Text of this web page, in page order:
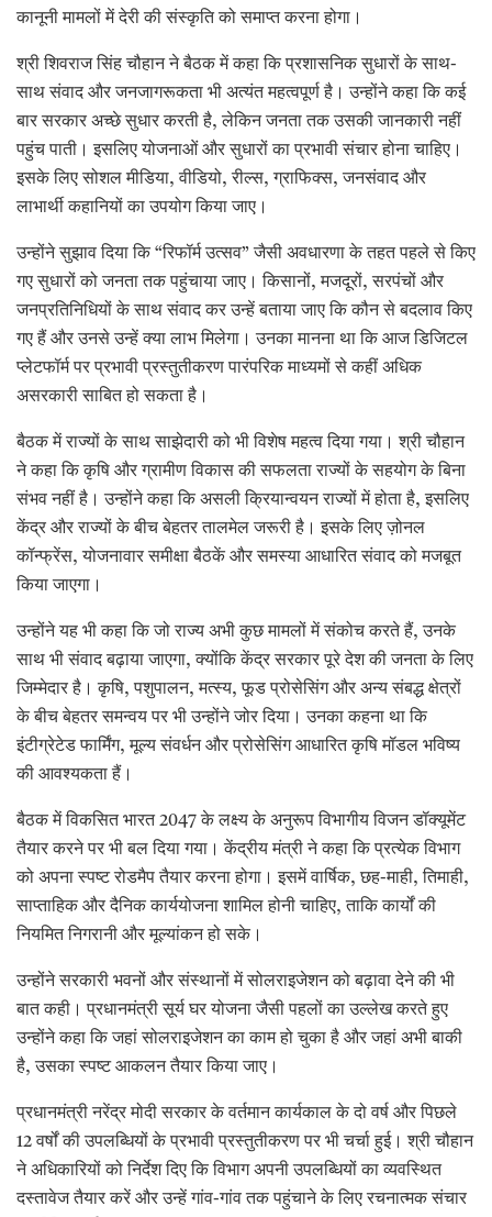
कानूनी मामलों में देरी की संस्कृति को समाप्त करना होगा।
श्री शिवराज सिंह चौहान ने बैठक में कहा कि प्रशासनिक सुधारों के साथ-
साथ संवाद और जनजागरूकता भी अत्यंत महत्वपूर्ण है। उन्होंने कहा कि कई
बार सरकार अच्छे सुधार करती है, लेकिन जनता तक उसकी जानकारी नहीं
पहुंच पाती। इसलिए योजनाओं और सुधारों का प्रभावी संचार होना चाहिए।
इसके लिए सोशल मीडिया, वीडियो, रील्स, ग्राफिक्स, जनसंवाद और
लाभार्थी कहानियों का उपयोग किया जाए।
उन्होंने सुझाव दिया कि “रिफॉर्म उत्सव” जैसी अवधारणा के तहत पहले से किए
गए सुधारों को जनता तक पहुंचाया जाए। किसानों, मजदूरों, सरपंचों और
जनप्रतिनिधियों के साथ संवाद कर उन्हें बताया जाए कि कौन से बदलाव किए
गए हैं और उनसे उन्हें क्या लाभ मिलेगा। उनका मानना था कि आज डिजिटल
प्लेटफॉर्म पर प्रभावी प्रस्तुतीकरण पारंपरिक माध्यमों से कहीं अधिक
असरकारी साबित हो सकता है।
बैठक में राज्यों के साथ साझेदारी को भी विशेष महत्व दिया गया। श्री चौहान
ने कहा कि कृषि और ग्रामीण विकास की सफलता राज्यों के सहयोग के बिना
संभव नहीं है। उन्होंने कहा कि असली क्रियान्वयन राज्यों में होता है, इसलिए
केंद्र और राज्यों के बीच बेहतर तालमेल जरूरी है। इसके लिए ज़ोनल
कॉन्फ्रेंस, योजनावार समीक्षा बैठकें और समस्या आधारित संवाद को मजबूत
किया जाएगा।
उन्होंने यह भी कहा कि जो राज्य अभी कुछ मामलों में संकोच करते हैं, उनके
साथ भी संवाद बढ़ाया जाएगा, क्योंकि केंद्र सरकार पूरे देश की जनता के लिए
जिम्मेदार है। कृषि, पशुपालन, मत्स्य, फूड प्रोसेसिंग और अन्य संबद्ध क्षेत्रों
के बीच बेहतर समन्वय पर भी उन्होंने जोर दिया। उनका कहना था कि
इंटीग्रेटेड फार्मिंग, मूल्य संवर्धन और प्रोसेसिंग आधारित कृषि मॉडल भविष्य
की आवश्यकता हैं।
बैठक में विकसित भारत 2047 के लक्ष्य के अनुरूप विभागीय विजन डॉक्यूमेंट
तैयार करने पर भी बल दिया गया। केंद्रीय मंत्री ने कहा कि प्रत्येक विभाग
को अपना स्पष्ट रोडमैप तैयार करना होगा। इसमें वार्षिक, छह-माही, तिमाही,
साप्ताहिक और दैनिक कार्ययोजना शामिल होनी चाहिए, ताकि कार्यों की
नियमित निगरानी और मूल्यांकन हो सके।
उन्होंने सरकारी भवनों और संस्थानों में सोलराइजेशन को बढ़ावा देने की भी
बात कही। प्रधानमंत्री सूर्य घर योजना जैसी पहलों का उल्लेख करते हुए
उन्होंने कहा कि जहां सोलराइजेशन का काम हो चुका है और जहां अभी बाकी
है, उसका स्पष्ट आकलन तैयार किया जाए।
प्रधानमंत्री नरेंद्र मोदी सरकार के वर्तमान कार्यकाल के दो वर्ष और पिछले
12 वर्षों की उपलब्धियों के प्रभावी प्रस्तुतीकरण पर भी चर्चा हुई। श्री चौहान
ने अधिकारियों को निर्देश दिए कि विभाग अपनी उपलब्धियों का व्यवस्थित
दस्तावेज तैयार करें और उन्हें गांव-गांव तक पहुंचाने के लिए रचनात्मक संचार